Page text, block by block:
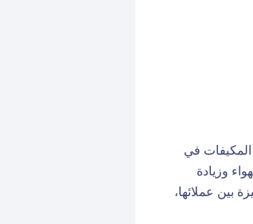
في
وزيادة
بين عملائها،